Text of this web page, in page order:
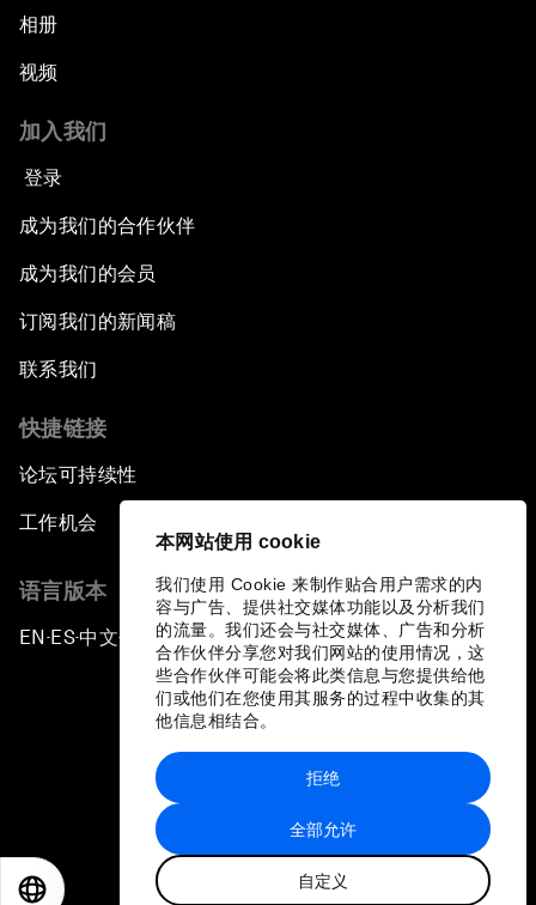
本网站使用 cookie
我们使用 Cookie 来制作贴合用户需求的内
容与广告、提供社交媒体功能以及分析我们
的流量。我们还会与社交媒体、广告和分析
合作伙伴分享您对我们网站的使用情况，这
些合作伙伴可能会将此类信息与您提供给他
们或他们在您使用其服务的过程中收集的其
他信息相结合。
全部允许
自定义
拒绝
相册
视频
加入我们
登录
成为我们的合作伙伴
成为我们的会员
订阅我们的新闻稿
联系我们
快捷链接
论坛可持续性
工作机会
语言版本
EN ▪ ES▪中文▪ 日本語
站点地图
世界经济论坛